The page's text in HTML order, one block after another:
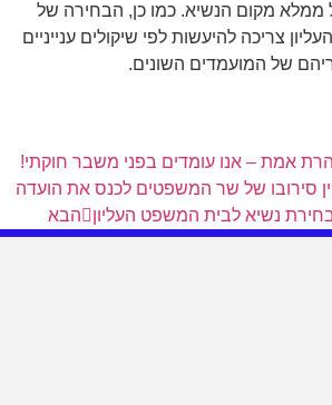
ממלא מקום הנשיא. כמו כן, הבחירה של
צריכה להיעשות לפי שיקולים ענייניים
של המועמדים השונים.
אמת – אנו עומדים בפני משבר חוקתי!
סירובו של שר המשפטים לכנס את הועדה
נשיא לבית המשפט העליון
הבא